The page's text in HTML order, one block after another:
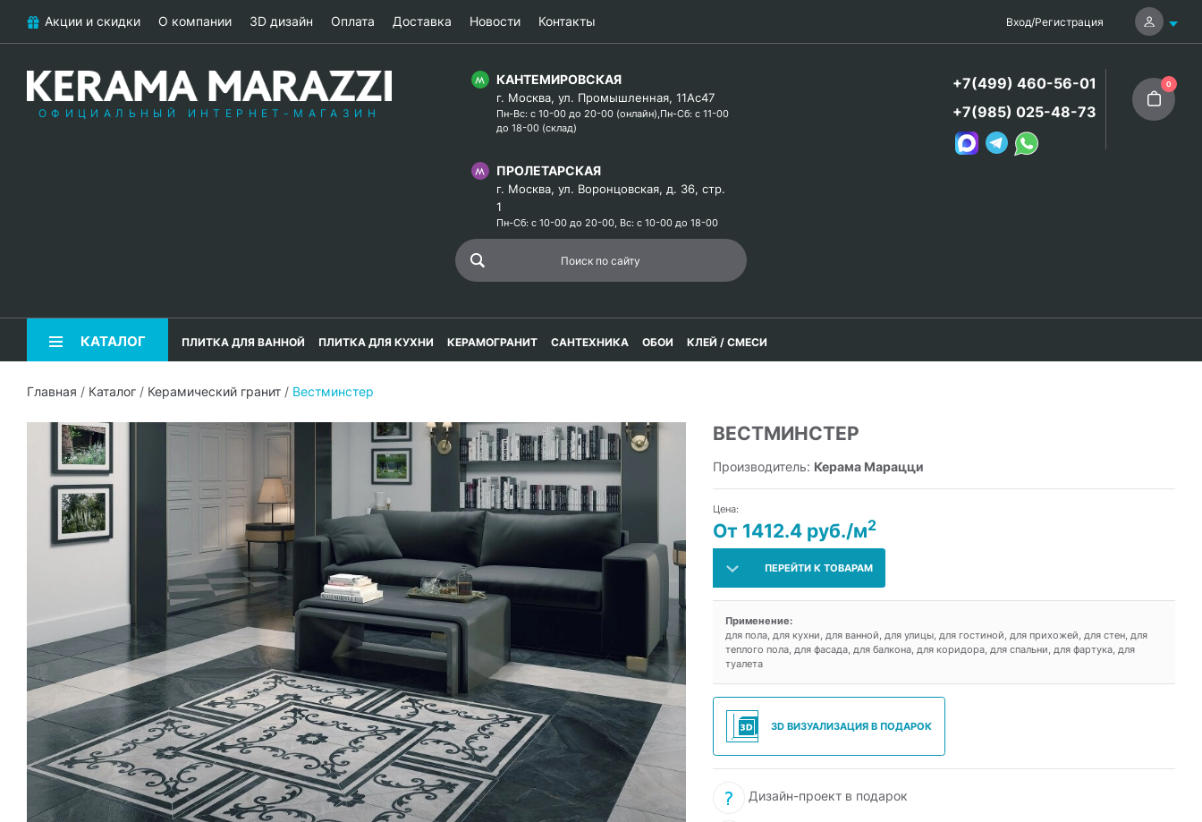
Акции и скидки О компании 3D дизайн Оплата Доставка Новости Контакты Вход/Регистрация
ОФИЦИАЛЬНЫЙ ИНТЕРНЕТ-МАГАЗИН
КАНТЕМИРОВСКАЯ
г. Москва, ул. Промышленная, 11Ас47
Пн-Вс: с 10-00 до 20-00 (онлайн),Пн-Сб: с 11-00
до 18-00 (склад)
ПРОЛЕТАРСКАЯ
г. Москва, ул. Воронцовская, д. 36, стр.
1
Пн-Сб: с 10-00 до 20-00, Вс: с 10-00 до 18-00
+7(499) 460-56-01
+7(985) 025-48-73
0
КАТАЛОГ ПЛИТКА ДЛЯ ВАННОЙ ПЛИТКА ДЛЯ КУХНИ КЕРАМОГРАНИТ САНТЕХНИКА ОБОИ КЛЕЙ / СМЕСИ
Главная / Каталог / Керамический гранит / Вестминстер
ВЕСТМИНСТЕР
Производитель: Керама Марацци
Цена:
От 1412.4 руб./м2
ПЕРЕЙТИ К ТОВАРАМ
Применение:
для пола, для кухни, для ванной, для улицы, для гостиной, для прихожей, для стен, для
теплого пола, для фасада, для балкона, для коридора, для спальни, для фартука, для
туалета
3D ВИЗУАЛИЗАЦИЯ В ПОДАРОК
Дизайн-проект в подарок